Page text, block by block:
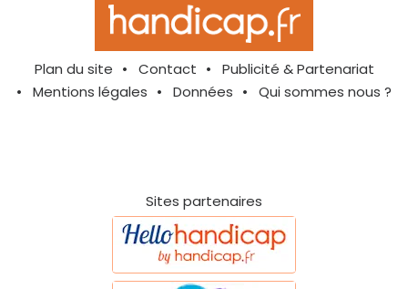
Plan du site Contact
Publicité & Partenariat
Mentions légales
Données Qui sommes nous ?
Sites partenaires